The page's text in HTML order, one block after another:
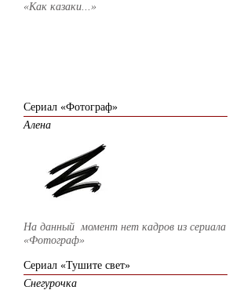
«Как казаки...»
Сериал «Фотограф»
Алена
На данный момент нет кадров из сериала
«Фотограф»
Сериал «Тушите свет»
Снегурочка